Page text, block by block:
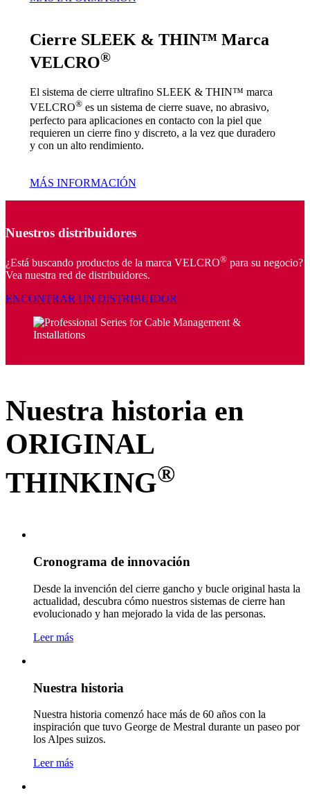
Cierre SLEEK & THIN™ Marca
VELCRO®
El sistema de cierre ultrafino SLEEK & THIN™ marca
VELCRO®es un sistema de cierre suave, no abrasivo,
perfecto para aplicaciones en contacto con la piel que
requieren un cierre fino y discreto, a la vez que duradero
y con un alto rendimiento.
MÁS INFORMACIÓN
Nuestros distribuidores
¿Está buscando productos de la marca VELCRO® para su negocio?
Vea nuestra red de distribuidores.
ENCONTRAR UN DISTRIBUIDOR
Nuestra historia en
ORIGINAL
THINKING®
Cronograma de innovación
Desde la invención del cierre gancho y bucle original hasta la
actualidad, descubra cómo nuestros sistemas de cierre han
evolucionado y han mejorado la vida de las personas.
Leer más
Nuestra historia
Nuestra historia comenzó hace más de 60 años con la
inspiración que tuvo George de Mestral durante un paseo por
los Alpes suizos.
Leer más